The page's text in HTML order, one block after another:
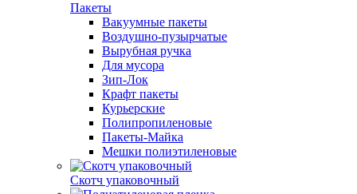
Пакеты
Вакуумные пакеты
Воздушно-пузырчатые
Вырубная ручка
Для мусора
Зип-Лок
Крафт пакеты
Курьерские
Полипропиленовые
Пакеты-Майка
Мешки полиэтиленовые
Скотч упаковочный